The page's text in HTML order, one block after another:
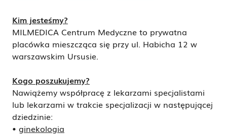
Kim jesteśmy?
MILMEDICA Centrum Medyczne to prywatna
placówka mieszcząca się przy ul. Habicha 12 w
warszawskim Ursusie.
Kogo poszukujemy?
Nawiążemy współpracę z lekarzami specjalistami
lub lekarzami w trakcie specjalizacji w następującej
dziedzinie:
• ginekologia